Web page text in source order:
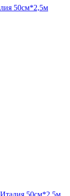
50см*2,5м
50см*2,5м